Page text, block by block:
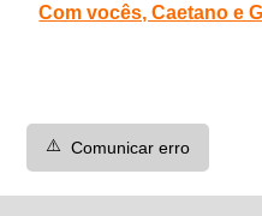
Com vocês, Caetano e
⚠️ Comunicar erro